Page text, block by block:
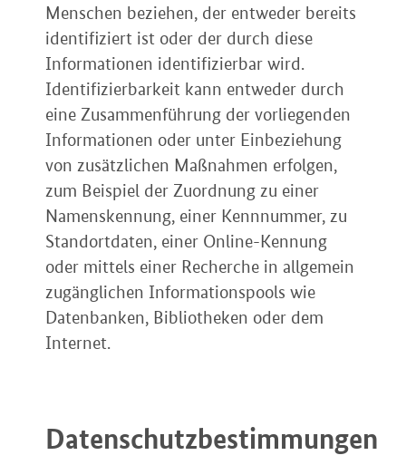
Menschen beziehen, der entweder bereits
identifiziert ist oder der durch diese
Informationen identifizierbar wird.
Identifizierbarkeit kann entweder durch
eine Zusammenführung der vorliegenden
Informationen oder unter Einbeziehung
von zusätzlichen Maßnahmen erfolgen,
zum Beispiel der Zuordnung zu einer
Namenskennung, einer Kennnummer, zu
Standortdaten, einer Online-Kennung
oder mittels einer Recherche in allgemein
zugänglichen Informationspools wie
Datenbanken, Bibliotheken oder dem
Internet.
Datenschutzbestimmungen